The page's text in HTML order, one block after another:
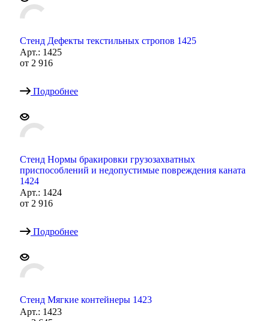
Стенд Дефекты текстильных стропов 1425
Арт.: 1425
от 2 916
Подробнее
Стенд Нормы бракировки грузозахватных
приспособлений и недопустимые повреждения каната
1424
Арт.: 1424
от 2 916
Подробнее
Стенд Мягкие контейнеры 1423
Арт.: 1423